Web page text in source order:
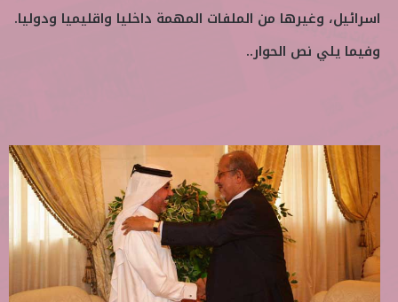
اسرائيل، وغيرها من الملفات المهمة داخليا واقليميا ودوليا.
وفيما يلي نص الحوار..